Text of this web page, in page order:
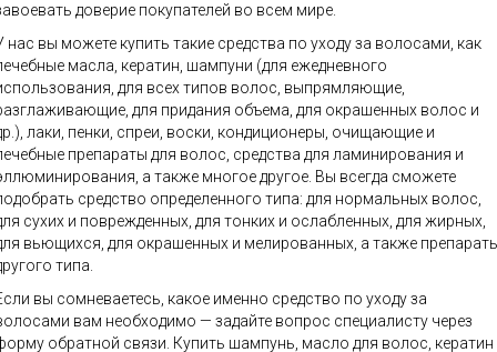
доверие покупателей во всем мире.
нас вы можете купить такие средства по уходу за волосами, как
масла, кератин, шампуни (для ежедневного
для всех типов волос, выпрямляющие,
для придания объема, для окрашенных волос и
лаки, пенки, спреи, воски, кондиционеры, очищающие и
препараты для волос, средства для ламинирования и
а также многое другое. Вы всегда сможете
средство определенного типа: для нормальных волос,
сухих и поврежденных, для тонких и ослабленных, для жирных,
вьющихся, для окрашенных и мелированных, а также
типа.
вы сомневаетесь, какое именно средство по уходу за
вам необходимо — задайте вопрос специалисту через
обратной связи. Купить шампунь, масло для волос, кератин